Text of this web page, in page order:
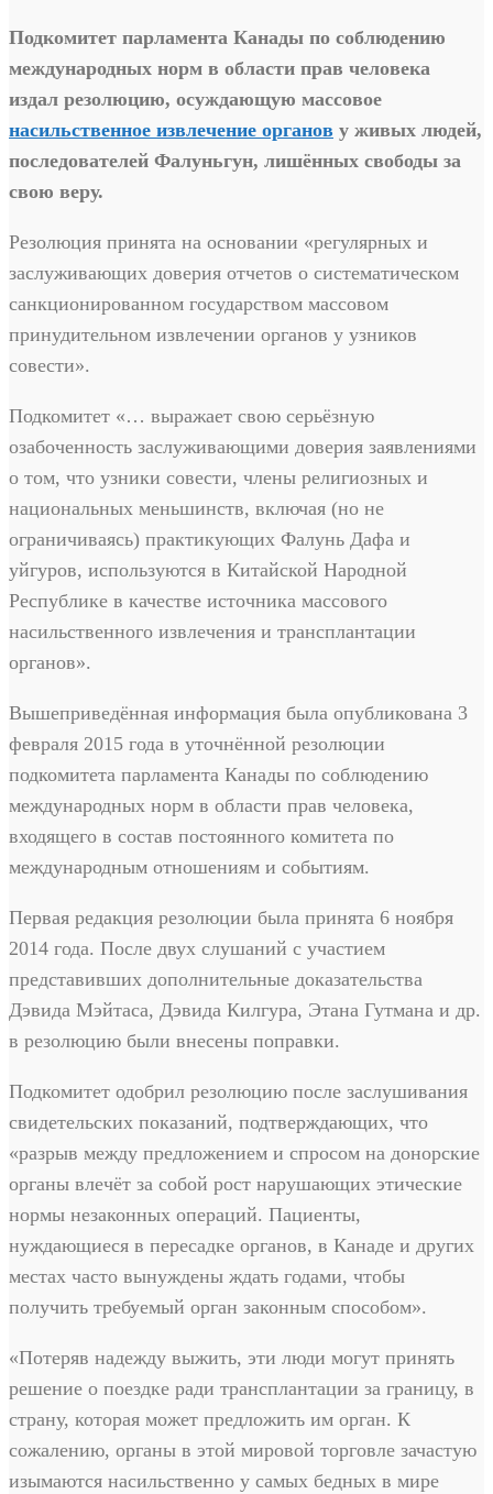
Подкомитет парламента Канады по соблюдению
международных норм в области прав человека
издал резолюцию, осуждающую массовое
насильственное извлечение органов у живых людей,
последователей Фалуньгун, лишённых свободы за
свою веру.
Резолюция принята на основании «регулярных и
заслуживающих доверия отчетов о систематическом
санкционированном государством массовом
принудительном извлечении органов у узников
совести».
Подкомитет «… выражает свою серьёзную
озабоченность заслуживающими доверия заявлениями
о том, что узники совести, члены религиозных и
национальных меньшинств, включая (но не
ограничиваясь) практикующих Фалунь Дафа и
уйгуров, используются в Китайской Народной
Республике в качестве источника массового
насильственного извлечения и трансплантации
органов».
Вышеприведённая информация была опубликована 3
февраля 2015 года в уточнённой резолюции
подкомитета парламента Канады по соблюдению
международных норм в области прав человека,
входящего в состав постоянного комитета по
международным отношениям и событиям.
Первая редакция резолюции была принята 6 ноября
2014 года. После двух слушаний с участием
представивших дополнительные доказательства
Дэвида Мэйтаса, Дэвида Килгура, Этана Гутмана и др.
в резолюцию были внесены поправки.
Подкомитет одобрил резолюцию после заслушивания
свидетельских показаний, подтверждающих, что
«разрыв между предложением и спросом на донорские
органы влечёт за собой рост нарушающих этические
нормы незаконных операций. Пациенты,
нуждающиеся в пересадке органов, в Канаде и других
местах часто вынуждены ждать годами, чтобы
получить требуемый орган законным способом».
«Потеряв надежду выжить, эти люди могут принять
решение о поездке ради трансплантации за границу, в
страну, которая может предложить им орган. К
сожалению, органы в этой мировой торговле зачастую
изымаются насильственно у самых бедных в мире